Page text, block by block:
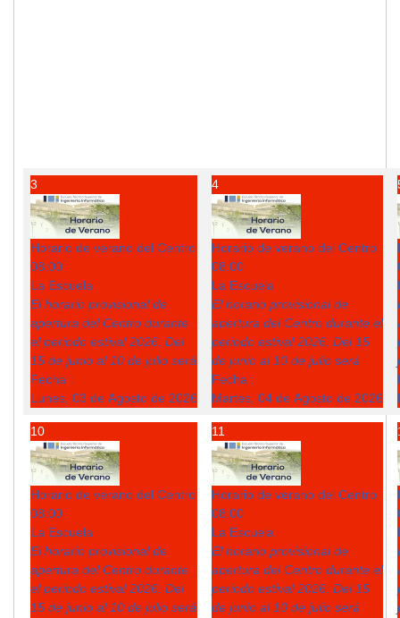
3
Horario de verano del Centro
08:00
La Escuela
El horario provisional de
apertura del Centro durante
el periodo estival 2026: Del
15 de junio al 10 de julio será
Fecha :
Lunes, 03 de Agosto de 2026
4
Horario de verano del Centro
08:00
La Escuela
El horario provisional de
apertura del Centro durante el
periodo estival 2026: Del 15
de junio al 10 de julio será
Fecha :
Martes, 04 de Agosto de 2026
10
Horario de verano del Centro
08:00
La Escuela
El horario provisional de
apertura del Centro durante
el periodo estival 2026: Del
15 de junio al 10 de julio será
11
Horario de verano del Centro
08:00
La Escuela
El horario provisional de
apertura del Centro durante el
periodo estival 2026: Del 15
de junio al 10 de julio será